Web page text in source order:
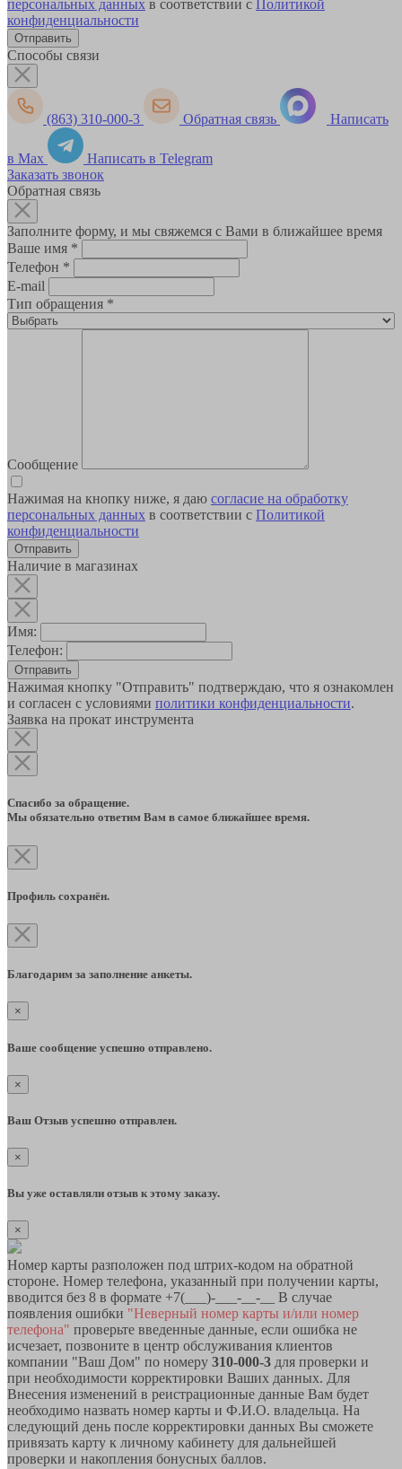
персональных данных в соответствии с Политикой
конфиденциальности
Способы связи
(863) 310-000-3 Обратная связь Написать
в Max
Написать в Telegram
Заказать звонок
Обратная связь
Заполните форму, и мы свяжемся с Вами в ближайшее время
Ваше имя *
Телефон *
E-mail
Тип обращения *
Сообщение
Нажимая на кнопку ниже, я даю согласие на обработку
персональных данных в соответствии с Политикой
конфиденциальности
Наличие в магазинах
Имя:
Телефон:
Отправить
Нажимая кнопку "Отправить" подтверждаю, что я ознакомлен
и согласен с условиями политики конфиденциальности.
Заявка на прокат инструмента
Спасибо за обращение.
Мы обязательно ответим Вам в самое ближайшее время.
Профиль сохранён.
Благодарим за заполнение анкеты.
×
Ваше сообщение успешно отправлено.
×
Ваш Отзыв успешно отправлен.
×
Вы уже оставляли отзыв к этому заказу.
×
Номер карты разположен под штрих-кодом на обратной
стороне. Номер телефона, указанный при получении карты,
вводится без 8 в формате +7(___)-___-__-__ В случае
появления ошибки "Неверный номер карты и/или номер
телефона" проверьте введенные данные, если ошибка не
исчезает, позвоните в центр обслуживания клиентов
компании "Ваш Дом" по номеру 310-000-3 для проверки и
при необходимости корректировки Ваших данных. Для
Внесения изменений в реистрационные данные Вам будет
необходимо назвать номер карты и Ф.И.О. владельца. На
следующий день после корректировки данных Вы сможете
привязать карту к личному кабинету для дальнейшей
проверки и накопления бонусных баллов.